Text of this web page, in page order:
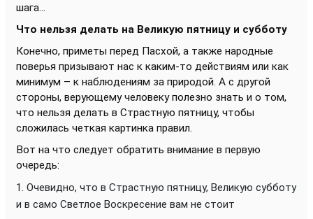
шага...
Что нельзя делать на Великую пятницу и субботу
Конечно, приметы перед Пасхой, а также народные
поверья призывают нас к каким-то действиям или как
минимум – к наблюдениям за природой. А с другой
стороны, верующему человеку полезно знать и о том,
что нельзя делать в Страстную пятницу, чтобы
сложилась четкая картинка правил.
Вот на что следует обратить внимание в первую
очередь:
Очевидно, что в Страстную пятницу, Великую субботу
и в само Светлое Воскресение вам не стоит